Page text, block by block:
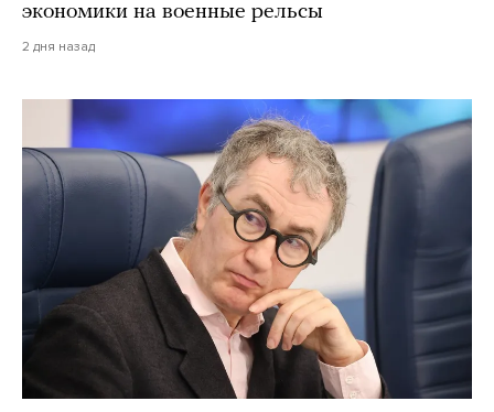
экономики на военные рельсы
2 дня назад